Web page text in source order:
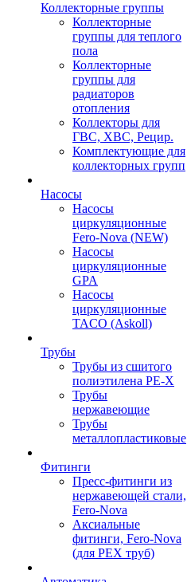
Коллекторные группы
Коллекторные
группы для теплого
пола
Коллекторные
группы для
радиаторов
отопления
Коллекторы для
ГВС, ХВС, Рецир.
Комплектующие для
коллекторных групп
Насосы
Насосы
циркуляционные
Fero-Nova (NEW)
Насосы
циркуляционные
GPA
Насосы
циркуляционные
TACO (Askoll)
Трубы
Трубы из сшитого
полиэтилена PE-X
Трубы
нержавеющие
Трубы
металлопластиковые
Фитинги
Пресс-фитинги из
нержавеющей стали,
Fero-Nova
Аксиальные
фитинги, Fero-Nova
(для PEX труб)